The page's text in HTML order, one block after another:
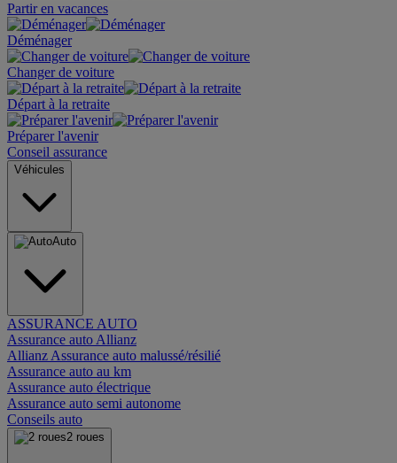
Partir en vacances
Déménager
Changer de voiture
Départ à la retraite
Préparer l'avenir
Conseil assurance
Véhicules
Auto
ASSURANCE AUTO
Assurance auto Allianz
Allianz Assurance auto malussé/résilié
Assurance auto au km
Assurance auto électrique
Assurance auto semi autonome
Conseils auto
2 roues